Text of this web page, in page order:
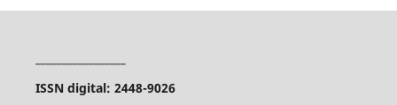
ISSN digital: 2448-9026